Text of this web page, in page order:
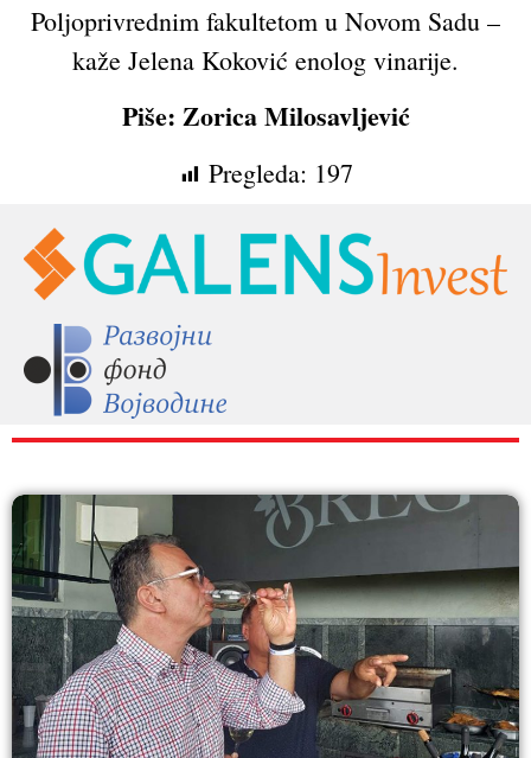
Poljoprivrednim fakultetom u Novom Sadu –
kaže Jelena Koković enolog vinarije.
Piše: Zorica Milosavljević
Pregleda: 197
RAZNO